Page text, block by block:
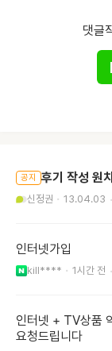
댓글
공지 후기 작성 원
신정권 13.04.03
인터넷가입
kill**** 1시간 전
인터넷 + TV상품
요청드립니다